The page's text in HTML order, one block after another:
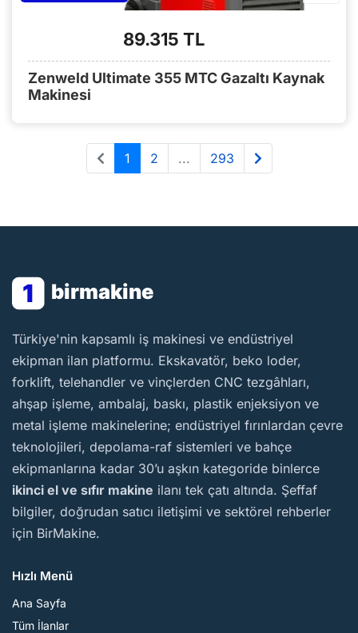
89.315 TL
Zenweld Ultimate 355 MTC Gazaltı Kaynak
Makinesi
1 2 ... 293
1 birmakine
BirMakine
Türkiye'nin kapsamlı iş makinesi ve endüstriyel
ekipman ilan platformu. Ekskavatör, beko loder,
forklift, telehandler ve vinçlerden CNC tezgâhları,
ahşap işleme, ambalaj, baskı, plastik enjeksiyon ve
metal işleme makinelerine; endüstriyel fırınlardan çevre
teknolojileri, depolama-raf sistemleri ve bahçe
ekipmanlarına kadar 30’u aşkın kategoride binlerce
ikinci el ve sıfır makine ilanı tek çatı altında. Şeffaf
bilgiler, doğrudan satıcı iletişimi ve sektörel rehberler
için BirMakine.
Hızlı Menü
Ana Sayfa
Tüm İlanlar